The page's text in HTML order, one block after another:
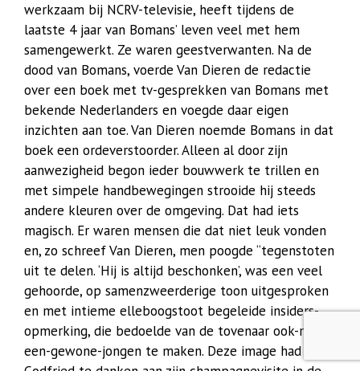
werkzaam bij NCRV-televisie, heeft tijdens de
laatste 4 jaar van Bomans’ leven veel met hem
samengewerkt. Ze waren geestverwanten. Na de
dood van Bomans, voerde Van Dieren de redactie
over een boek met tv-gesprekken van Bomans met
bekende Nederlanders en voegde daar eigen
inzichten aan toe. Van Dieren noemde Bomans in dat
boek een ordeverstoorder. Alleen al door zijn
aanwezigheid begon ieder bouwwerk te trillen en
met simpele handbewegingen strooide hij steeds
andere kleuren over de omgeving. Dat had iets
magisch. Er waren mensen die dat niet leuk vonden
en, zo schreef Van Dieren, men poogde “tegenstoten
uit te delen. ‘Hij is altijd beschonken’, was een veel
gehoorde, op samenzweerderige toon uitgesproken
en met intieme elleboogstoot begeleide insiders-
opmerking, die bedoelde van de tovenaar ook-maar-
een-gewone-jongen te maken. Deze image had